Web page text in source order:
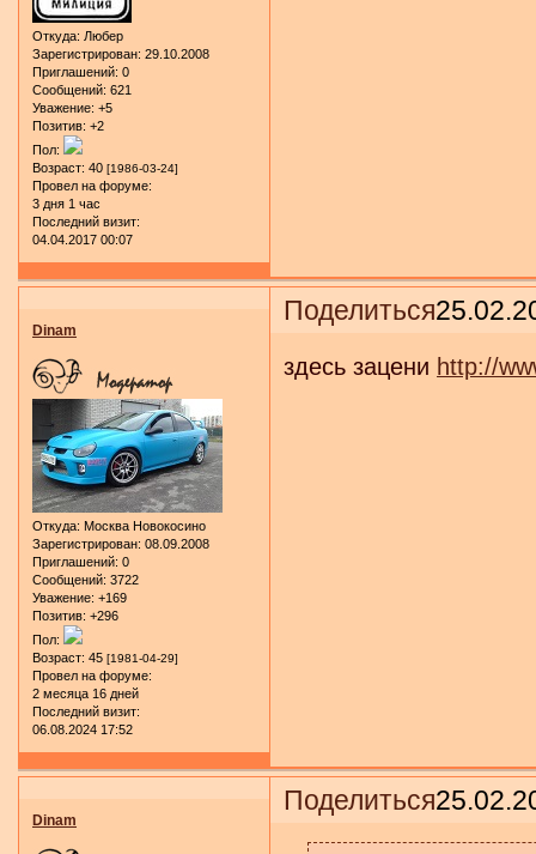
Откуда: Любер
Зарегистрирован: 29.10.2008
Приглашений: 0
Сообщений: 621
Уважение: +5
Позитив: +2
Пол:
Возраст: 40 [1986-03-24]
Провел на форуме:
3 дня 1 час
Последний визит:
04.04.2017 00:07
Поделиться
Dinam
Откуда: Москва Новокосино
Зарегистрирован: 08.09.2008
Приглашений: 0
Сообщений: 3722
Уважение: +169
Позитив: +296
Пол:
Возраст: 45 [1981-04-29]
Провел на форуме:
2 месяца 16 дней
Последний визит:
06.08.2024 17:52
здесь зацени http://
Поделиться
Dinam